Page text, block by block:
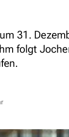
31.
folgt